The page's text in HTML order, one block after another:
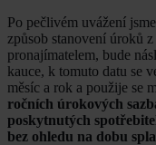
Po pečlivém uvážení
způsob stanovení úroků
pronajímatelem, bude
kauce, k tomuto datu se
měsíc a rok a použije se
ročních úrokových
poskytnutých
bez ohledu na dobu